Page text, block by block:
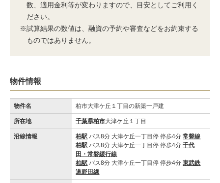
数、適用金利等が変わりますので、目安としてご利用く
ださい。
※試算結果の数値は、融資の予約や審査などをお約束する
ものではありません。
物件情報
物件名 柏市大津ケ丘１丁目の新築一戸建
所在地 千葉県柏市大津ケ丘１丁目
沿線情報 柏駅 バス8分 大津ケ丘一丁目停 停歩4分常磐線
柏駅 バス8分 大津ケ丘一丁目停 停歩4分千代
田・常磐緩行線
柏駅 バス8分 大津ケ丘一丁目停 停歩4分東武鉄
道野田線